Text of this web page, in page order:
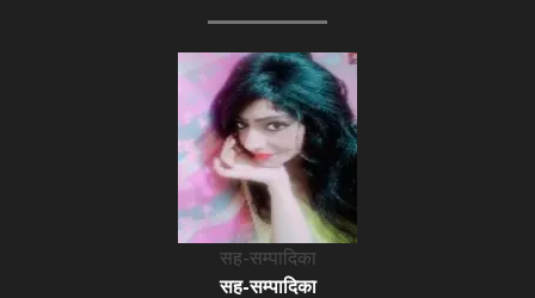
सह-सम्पादिका
सह-सम्पादिका